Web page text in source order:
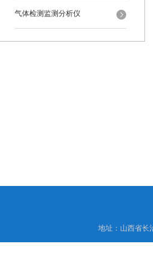
气体检测监测分析仪
地址：山西省长